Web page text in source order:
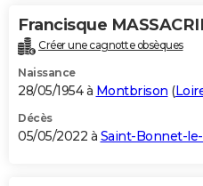
Francisque
Créer une cagnotte obsèques
Naissance
28/05/1954 à Montbrison (
Décès
05/05/2022 à Saint-Bonnet-